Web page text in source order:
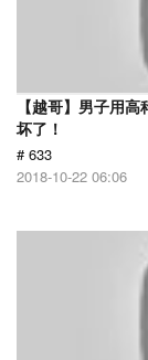
【越哥】男子用
坏了！
# 633
2018-10-22 06:06